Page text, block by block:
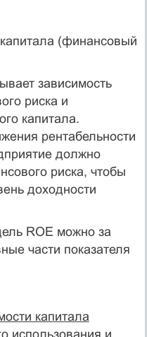
(финансовый
зависимость
риска и
капитала.
рентабельности
должно
риска, чтобы
доходности
ROE можно за
части показателя
капитала